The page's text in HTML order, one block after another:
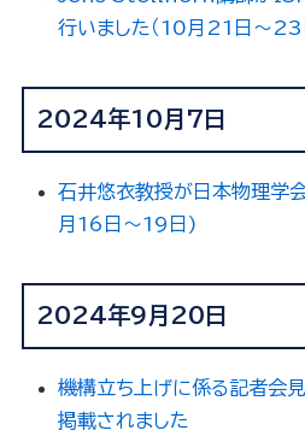
行いました（10月21日～23
2024年10月7日
石井悠衣教授が日本物理学
月16日～19日)
2024年9月20日
機構立ち上げに係る記者会
掲載されました